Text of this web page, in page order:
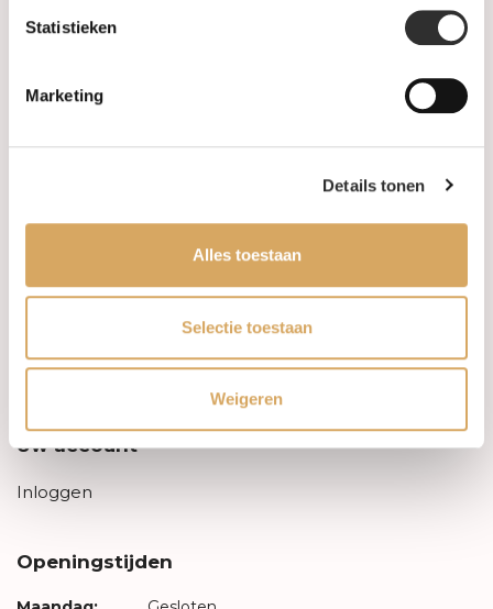
Statistieken
Marketing
Details tonen
Alles toestaan
Selectie toestaan
Weigeren
Leveringsvoorwaarden
Privacy Policy
Uw account
Inloggen
Openingstijden